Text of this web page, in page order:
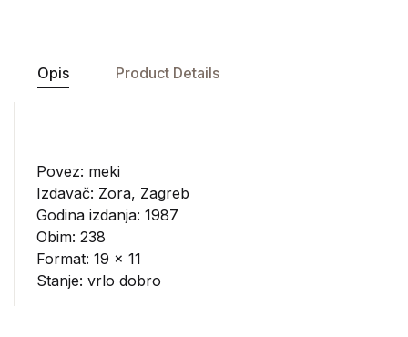
Opis Product Details
Povez: meki
Izdavač: Zora, Zagreb
Godina izdanja: 1987
Obim: 238
Format: 19 x 11
Stanje: vrlo dobro